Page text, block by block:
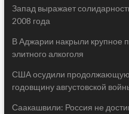
Запад выражает
2008 года
В Аджарии накрыли крупное
элитного алкоголя
США осудили
годовщину августовской
Саакашвили: Россия не